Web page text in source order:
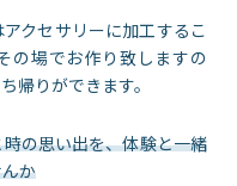
クセサリーに加工するこ
の場でお作り致しますの
帰りができます。
の思い出を、体験と一緒
か